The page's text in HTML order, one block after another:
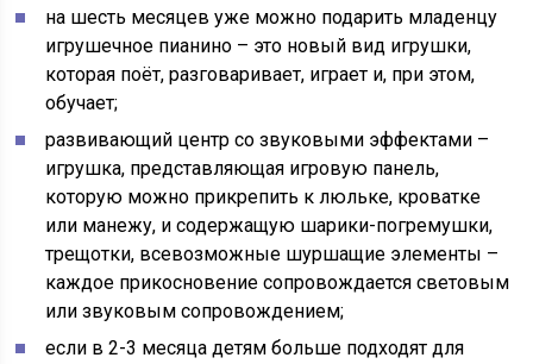
на шесть месяцев уже можно подарить младенцу
игрушечное пианино – это новый вид игрушки,
которая поёт, разговаривает, играет и, при этом,
обучает;
развивающий центр со звуковыми эффектами –
игрушка, представляющая игровую панель,
которую можно прикрепить к люльке, кроватке
или манежу, и содержащую шарики-погремушки,
трещотки, всевозможные шуршащие элементы –
каждое прикосновение сопровождается световым
или звуковым сопровождением;
если в 2-3 месяца детям больше подходят для